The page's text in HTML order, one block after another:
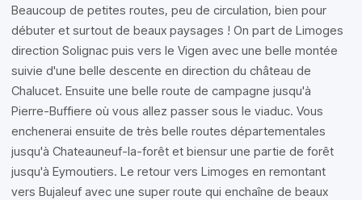
Beaucoup de petites routes, peu de circulation, bien pour
débuter et surtout de beaux paysages ! On part de Limoges
direction Solignac puis vers le Vigen avec une belle montée
suivie d'une belle descente en direction du château de
Chalucet. Ensuite une belle route de campagne jusqu'à
Pierre-Buffiere où vous allez passer sous le viaduc. Vous
enchenerai ensuite de très belle routes départementales
jusqu'à Chateauneuf-la-forêt et biensur une partie de forêt
jusqu'à Eymoutiers. Le retour vers Limoges en remontant
vers Bujaleuf avec une super route qui enchaîne de beaux